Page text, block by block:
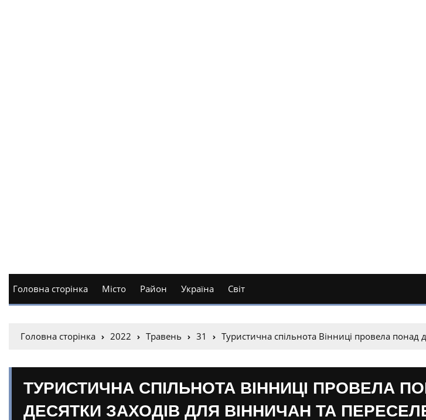
Головна сторінка Місто Район Україна Світ
Головна сторінка 2022 Травень 31 Туристична спільнота Вінниці провела понад
ТУРИСТИЧНА СПІЛЬНОТА ВІННИЦІ ПРОВЕЛА
ДЕСЯТКИ ЗАХОДІВ ДЛЯ ВІННИЧАН ТА